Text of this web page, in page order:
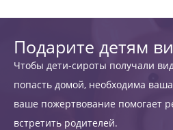
Подарите детям
Чтобы дети-сироты получали
попасть домой, необходима
ваше пожертвование помогает
встретить родителей.